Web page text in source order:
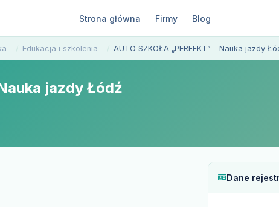
Strona główna Firmy Blog
Edukacja i szkolenia AUTO SZKOŁA „PERFEKT” - Nauka jazdy
jazdy Łódź
Dane